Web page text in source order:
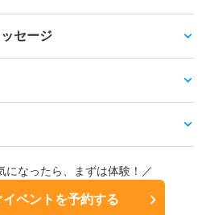
セージ
になったら、まずは体験！／
イベントを予約する